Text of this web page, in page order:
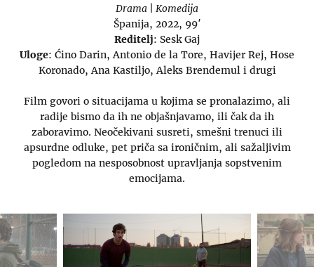
Drama | Komedija
Španija, 2022, 99′
Reditelj: Sesk Gaj
Uloge: Ćino Darin, Antonio de la Tore, Havijer Rej, Hose
Koronado, Ana Kastiljo, Aleks Brendemul i drugi
Film govori o situacijama u kojima se pronalazimo, ali
radije bismo da ih ne objašnjavamo, ili čak da ih
zaboravimo. Neočekivani susreti, smešni trenuci ili
apsurdne odluke, pet priča sa ironičnim, ali sažaljivim
pogledom na nesposobnost upravljanja sopstvenim
emocijama.